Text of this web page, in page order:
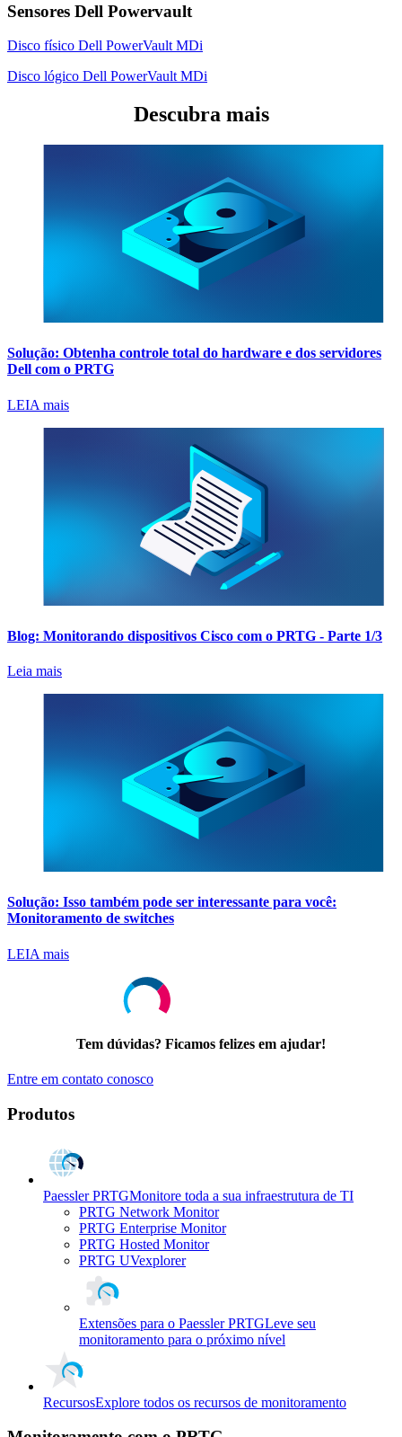
Sensores Dell Powervault
Disco físico Dell PowerVault MDi
Disco lógico Dell PowerVault MDi
Descubra mais
Solução: Obtenha controle total do hardware e dos servidores
Dell com o PRTG
LEIA mais
Blog: Monitorando dispositivos Cisco com o PRTG - Parte 1/3
Leia mais
Solução: Isso também pode ser interessante para você:
Monitoramento de switches
LEIA mais
Tem dúvidas? Ficamos felizes em ajudar!
Entre em contato conosco
Produtos
Paessler PRTGMonitore toda a sua infraestrutura de TI
PRTG Network Monitor
PRTG Enterprise Monitor
PRTG Hosted Monitor
PRTG UVexplorer
Extensões para o Paessler PRTGLeve seu
monitoramento para o próximo nível
RecursosExplore todos os recursos de monitoramento